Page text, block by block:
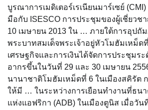
บูรณาการเมดิเตอร์เรเนียนมาร์เซย์
มือกับ ISESCO การประชุมของผู้เชี่ยว
10 เมษายน 2013 ใน … ภายใต้การอุปถั
พระบาทสมเด็จพระเจ้าอยู่หัวโมฮัมเหม็ด
เศรษฐกิจและการเงินได้จัดการประชุมร
อากรขึ้นในวันที่ 29 และ 30 เมษายน
นานาชาติโมฮัมเหม็ดที่ 6 ในเมืองสคิรัต
ให้มี … ในระหว่างการเยือนทำงานที่ธน
แห่งแอฟริกา (ADB) ในเมืองตูนิส เมื่อวั